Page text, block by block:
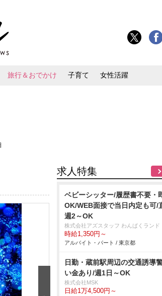
旅行＆おでかけ 子育て 女性活躍
求人特集
ベビーシッター/履歴書不要・
OK/WEB面接で当日内定も可/
週2～OK
株式会社アズスタッフ わんぱくランド
時給1,350円～
アルバイト・パート / 東京都
日勤・蔵前駅周辺の交通誘導
い金あり/週1日～OK
株式会社MSK
日給1万4,500円～